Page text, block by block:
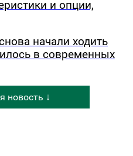
и опции,
начали ходить
в современных
новость ↓